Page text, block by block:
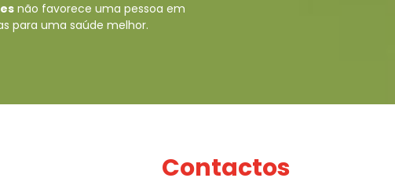
não favorece uma pessoa em
para uma saúde melhor.
Contactos